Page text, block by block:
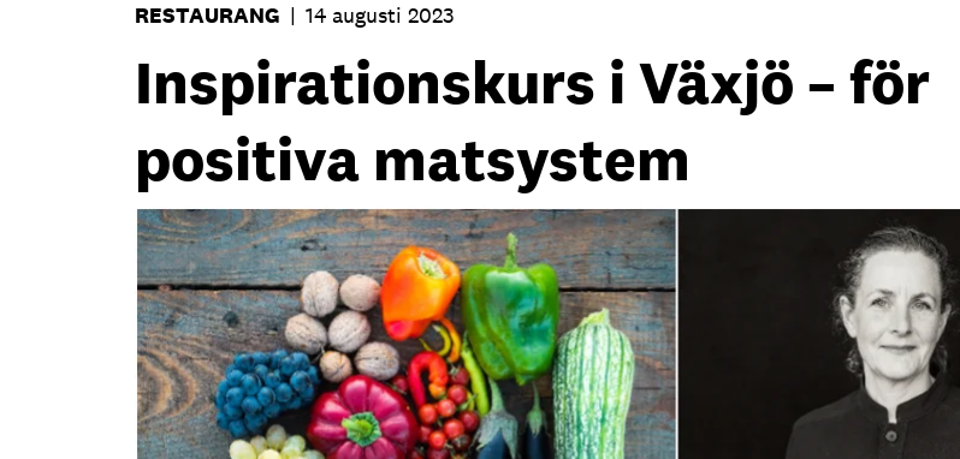
RESTAURANG | 14 augusti 2023
Inspirationskurs i Växjö – för
positiva matsystem